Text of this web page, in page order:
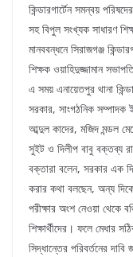
কিন্ডারগার্টেন সমন্বয়
সহ বিপুল সংখ্যক সাধারণ
মানববন্ধনে সিরাজগঞ্জ
শিক্ষক ওয়াহিদুজ্জামান
এ সময় এনায়েতপুর থানা
সরকার, সাংগঠনিক
আব্দুল কাদের, মজিদ মন্ডল
সুইট ও দিলীপ বাবু বক্তব্য
বক্তারা বলেন, সরকার এক
করার কথা বলছেন, অন্য
পরীক্ষার অংশ নেওয়া থেকে
শিক্ষার্থীদের। ফলে মেধার
সিদ্ধান্তের পরিবর্তনের